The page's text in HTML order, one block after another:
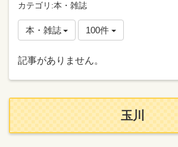
カテゴリ:本・雑誌
本・雑誌 100件
記事がありません。
玉川